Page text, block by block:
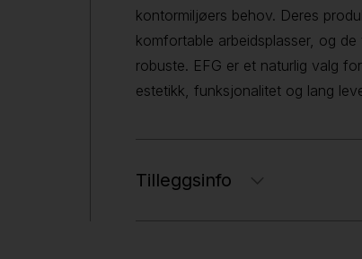
kontormiljøers behov. Deres
komfortable arbeidsplasser, og
robuste. EFG er et naturlig valg
estetikk, funksjonalitet og lang
Tilleggsinfo